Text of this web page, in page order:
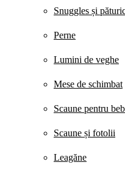
Snuggles și
Perne
Lumini de veghe
Mese de schimbat
Scaune pentru
Scaune și fotolii
Leagăne